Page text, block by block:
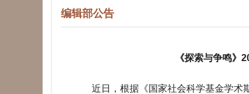
编辑部公告
《探索与争鸣》
近日，根据《国家社会科学基金学术期